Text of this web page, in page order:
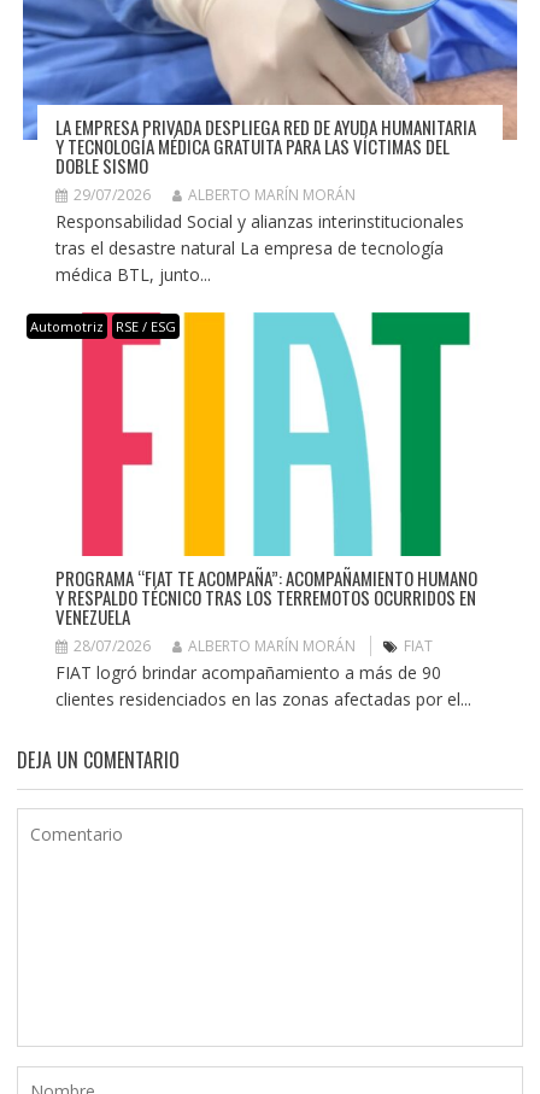
LA EMPRESA PRIVADA DESPLIEGA RED DE AYUDA HUMANITARIA
Y TECNOLOGÍA MÉDICA GRATUITA PARA LAS VÍCTIMAS DEL
DOBLE SISMO
29/07/2026 ALBERTO MARÍN MORÁN
Responsabilidad Social y alianzas interinstitucionales
tras el desastre natural La empresa de tecnología
médica BTL, junto...
Automotriz RSE / ESG
PROGRAMA “FIAT TE ACOMPAÑA”: ACOMPAÑAMIENTO HUMANO
Y RESPALDO TÉCNICO TRAS LOS TERREMOTOS OCURRIDOS EN
VENEZUELA
28/07/2026 ALBERTO MARÍN MORÁN FIAT
FIAT logró brindar acompañamiento a más de 90
clientes residenciados en las zonas afectadas por el...
DEJA UN COMENTARIO